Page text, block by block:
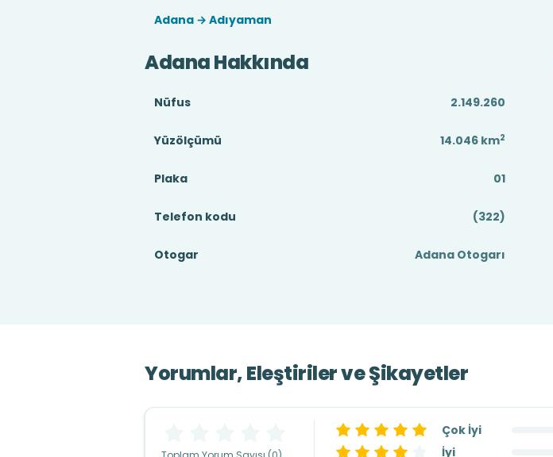
Adana → Adıyaman
Adana Hakkında
Nüfus 2.149.260
Yüzölçümü 14.046 km2
Plaka 01
Telefon kodu (322)
Otogar Adana Otogarı
Yorumlar, Eleştiriler ve Şikayetler
Çok İyi
İyi